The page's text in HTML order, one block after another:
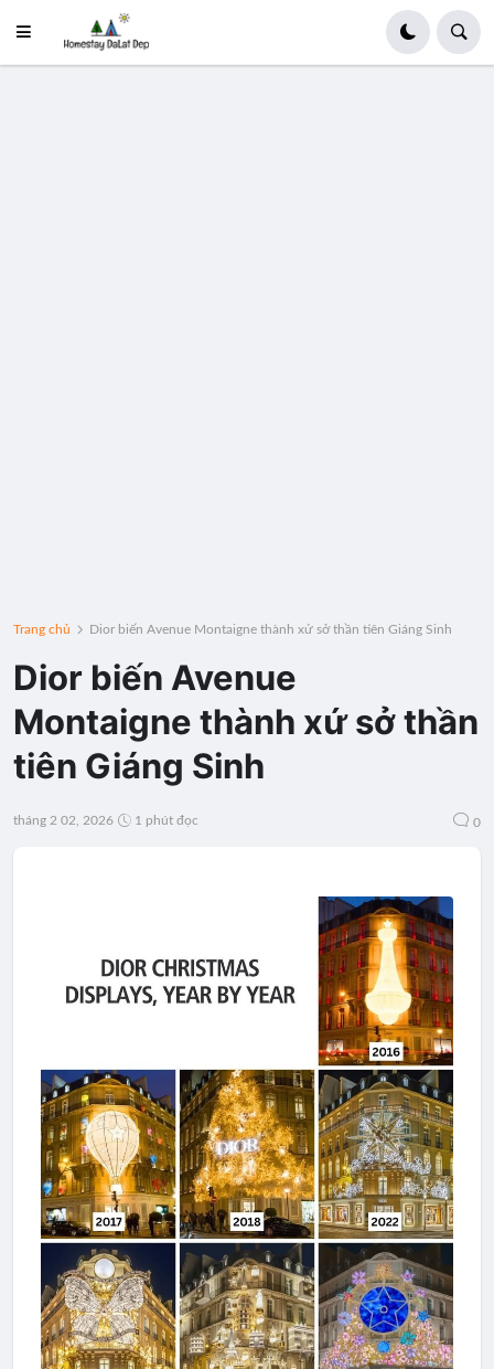
Trang chủ Dior biến Avenue Montaigne thành xứ sở thần tiên Giáng Sinh
Dior biến Avenue
Montaigne thành xứ sở thần
tiên Giáng Sinh
tháng 2 02, 2026 1 phút đọc 0